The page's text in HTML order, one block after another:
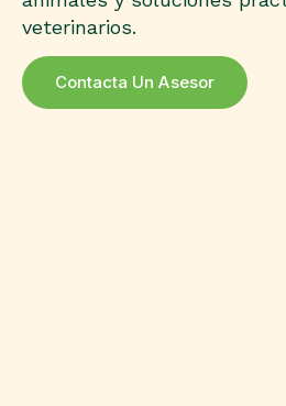
veterinarios.
Contacta Un Asesor